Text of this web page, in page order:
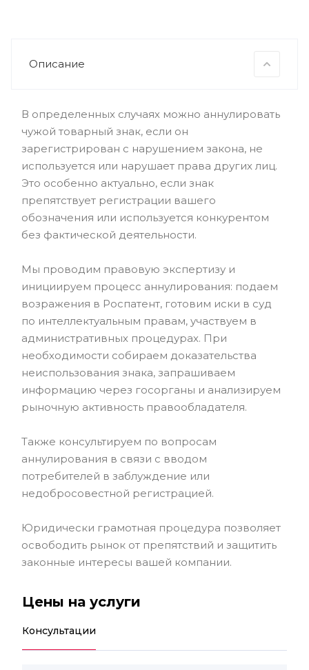
Описание
В определенных случаях можно аннулировать
чужой товарный знак, если он
зарегистрирован с нарушением закона, не
используется или нарушает права других лиц.
Это особенно актуально, если знак
препятствует регистрации вашего
обозначения или используется конкурентом
без фактической деятельности.
Мы проводим правовую экспертизу и
инициируем процесс аннулирования: подаем
возражения в Роспатент, готовим иски в суд
по интеллектуальным правам, участвуем в
административных процедурах. При
необходимости собираем доказательства
неиспользования знака, запрашиваем
информацию через госорганы и анализируем
рыночную активность правообладателя.
Также консультируем по вопросам
аннулирования в связи с вводом
потребителей в заблуждение или
недобросовестной регистрацией.
Юридически грамотная процедура позволяет
освободить рынок от препятствий и защитить
законные интересы вашей компании.
Цены на услуги
Консультации